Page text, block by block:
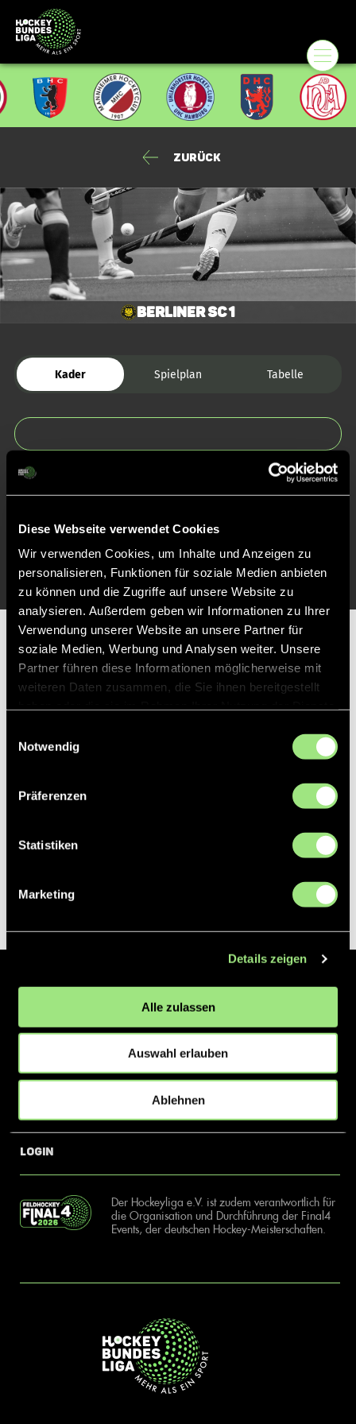
Diese Webseite verwendet Cookies
Wir verwenden Cookies, um Inhalte und Anzeigen zu
personalisieren, Funktionen für soziale Medien anbieten
zu können und die Zugriffe auf unsere Website zu
analysieren. Außerdem geben wir Informationen zu Ihrer
Verwendung unserer Website an unsere Partner für
soziale Medien, Werbung und Analysen weiter. Unsere
Partner führen diese Informationen möglicherweise mit
weiteren Daten zusammen, die Sie ihnen bereitgestellt
Notwendig
Präferenzen
Statistiken
Marketing
Details zeigen
Alle zulassen
Auswahl erlauben
Ablehnen
Zurück
Berliner SC 1
Kader Spielplan Tabelle
Partner
Der Hockeyliga e.V. ist verantwortlich für die Organisation und
der Halle. Insgesamt sind über 60 Vereine unter dem Dach der
Hockeyliga organisiert, sowohl im Herren als auch im Damen
News
Login
Kontakt
Der Hockeyliga e.V. ist zudem verantwortlich für
die Organisation und Durchführung der Final4
Events, der deutschen Hockey-Meisterschaften.